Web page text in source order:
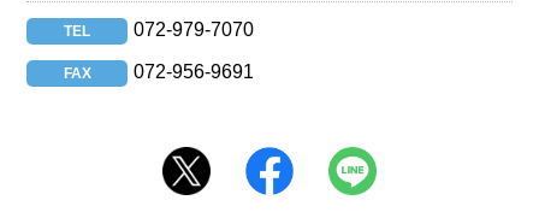
TEL 072-979-7070
FAX 072-956-9691